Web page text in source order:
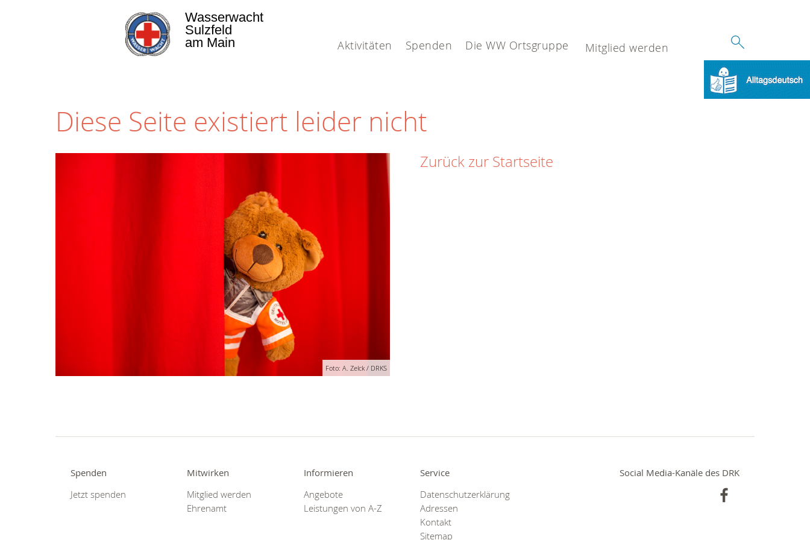
Aktivitäten Spenden Die WW Ortsgruppe Mitglied werden
Wasserwacht
Sulzfeld
am Main
Diese Seite existiert leider nicht
Foto: A. Zelck / DRKS
Zurück zur Startseite
Spenden
Jetzt spenden
Mitwirken
Mitglied werden
Ehrenamt
Informieren
Angebote
Leistungen von A-Z
Service
Datenschutzerklärung
Adressen
Kontakt
Sitemap
Social Media-Kanäle des DRK